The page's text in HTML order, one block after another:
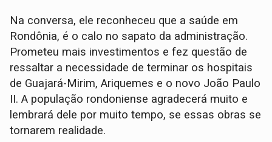
Na conversa, ele reconheceu que a saúde em
Rondônia, é o calo no sapato da administração.
Prometeu mais investimentos e fez questão de
ressaltar a necessidade de terminar os hospitais
de Guajará-Mirim, Ariquemes e o novo João Paulo
II. A população rondoniense agradecerá muito e
lembrará dele por muito tempo, se essas obras se
tornarem realidade.